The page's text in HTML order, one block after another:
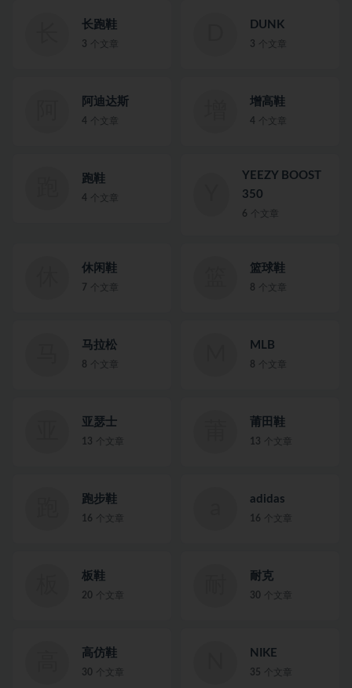
长跑鞋
3 个文章
DUNK
3 个文章
阿迪达斯
4 个文章
增高鞋
4 个文章
跑鞋
4 个文章
YEEZY BOOST
350
6 个文章
休闲鞋
7 个文章
篮球鞋
8 个文章
马拉松
8 个文章
MLB
8 个文章
亚瑟士
13 个文章
莆田鞋
13 个文章
跑步鞋
16 个文章
adidas
16 个文章
板鞋
20 个文章
耐克
30 个文章
高仿鞋
30 个文章
NIKE
35 个文章